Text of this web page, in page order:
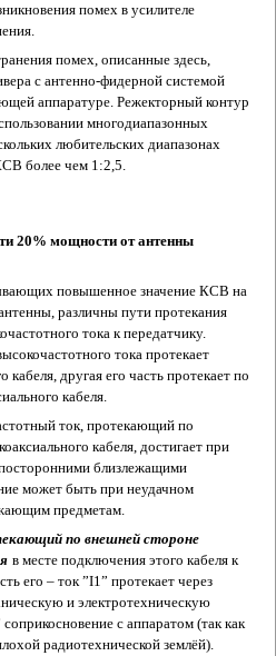
помех в усилителе
помех, описанные здесь,
с антенно-фидерной системой
аппаратуре.Режекторный контур
многодиапазонных
любительских диапазонах
более чем 1:2,5.
20% мощности от антенны
повышенное значение КСВ на
различны пути протекания
тока к передатчику.
тока протекает
кабеля, другая его часть протекает по
кабеля.
ток, протекающий по
кабеля, достигает при
близлежащими
может быть при неудачном
предметам.
по внешней стороне
в месте подключения этого кабеля к
его – ток ”I1” протекает через
и электротехническую
с аппаратом (так как
радиотехнической землёй).